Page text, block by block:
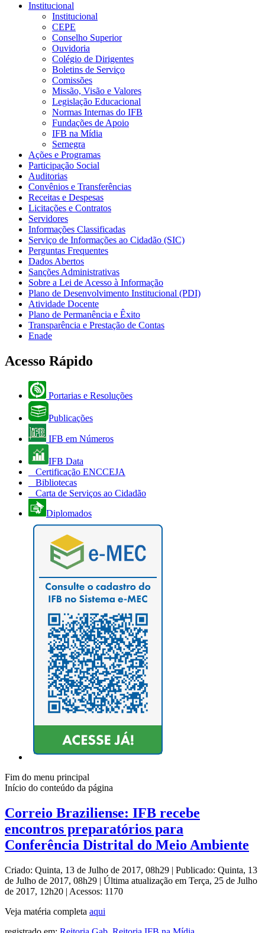
Institucional
Institucional
CEPE
Conselho Superior
Ouvidoria
Colégio de Dirigentes
Boletins de Serviço
Comissões
Missão, Visão e Valores
Legislação Educacional
Normas Internas do IFB
Fundações de Apoio
IFB na Mídia
Sernegra
Ações e Programas
Participação Social
Auditorias
Convênios e Transferências
Receitas e Despesas
Licitações e Contratos
Servidores
Informações Classificadas
Serviço de Informações ao Cidadão (SIC)
Perguntas Frequentes
Dados Abertos
Sanções Administrativas
Sobre a Lei de Acesso à Informação
Plano de Desenvolvimento Institucional (PDI)
Atividade Docente
Plano de Permanência e Êxito
Transparência e Prestação de Contas
Enade
Acesso Rápido
Portarias e Resoluções
Publicações
IFB em Números
IFB Data
Certificação ENCCEJA
Bibliotecas
Carta de Serviços ao Cidadão
Diplomados
Fim do menu principal
Início do conteúdo da página
Correio Braziliense: IFB recebe
encontros preparatórios para
Conferência Distrital do Meio Ambiente
Criado: Quinta, 13 de Julho de 2017, 08h29 | Publicado: Quinta, 13
de Julho de 2017, 08h29 | Última atualização em Terça, 25 de Julho
de 2017, 12h20 | Acessos: 1170
Veja matéria completa aqui